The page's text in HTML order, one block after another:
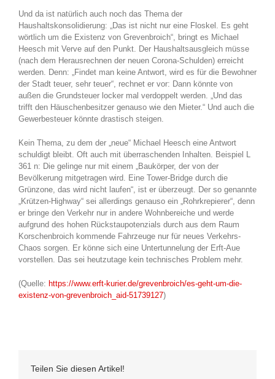
Und da ist natürlich auch noch das Thema der
Haushaltskonsolidierung: „Das ist nicht nur eine Floskel. Es geht
wörtlich um die Existenz von Grevenbroich“, bringt es Michael
Heesch mit Verve auf den Punkt. Der Haushaltsausgleich müsse
(nach dem Herausrechnen der neuen Corona-Schulden) erreicht
werden. Denn: „Findet man keine Antwort, wird es für die Bewohner
der Stadt teuer, sehr teuer“, rechnet er vor: Dann könnte von
außen die Grundsteuer locker mal verdoppelt werden. „Und das
trifft den Häuschenbesitzer genauso wie den Mieter.“ Und auch die
Gewerbesteuer könnte drastisch steigen.
Kein Thema, zu dem der „neue“ Michael Heesch eine Antwort
schuldigt bleibt. Oft auch mit überraschenden Inhalten. Beispiel L
361 n: Die gelinge nur mit einem „Baukörper, der von der
Bevölkerung mitgetragen wird. Eine Tower-Bridge durch die
Grünzone, das wird nicht laufen“, ist er überzeugt. Der so genannte
„Krützen-Highway“ sei allerdings genauso ein „Rohrkrepierer“, denn
er bringe den Verkehr nur in andere Wohnbereiche und werde
aufgrund des hohen Rückstaupotenzials durch aus dem Raum
Korschenbroich kommende Fahrzeuge nur für neues Verkehrs-
Chaos sorgen. Er könne sich eine Untertunnelung der Erft-Aue
vorstellen. Das sei heutzutage kein technisches Problem mehr.
(Quelle: https://www.erft-kurier.de/grevenbroich/es-geht-um-die-
existenz-von-grevenbroich_aid-51739127)
Teilen Sie diesen Artikel!